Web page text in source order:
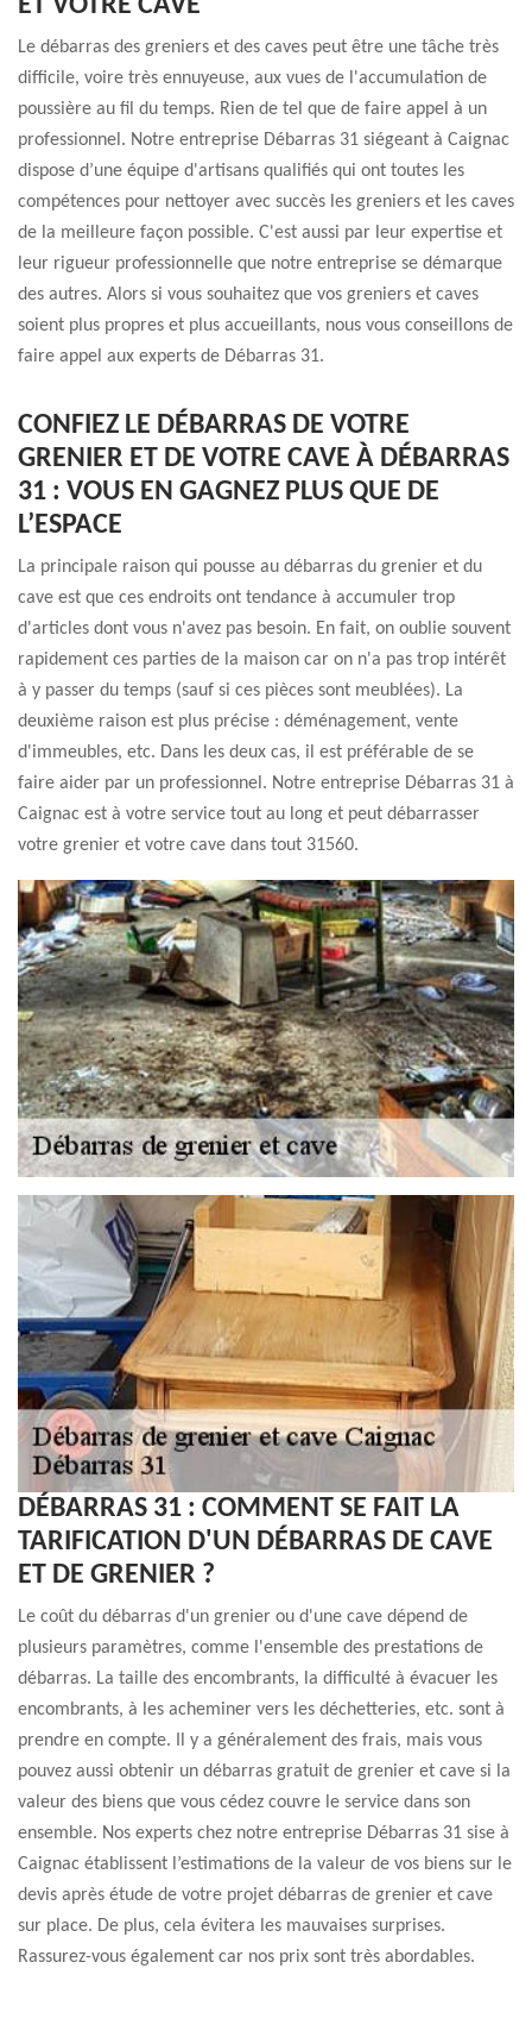
ET VOTRE CAVE
Le débarras des greniers et des caves peut être une tâche très
difficile, voire très ennuyeuse, aux vues de l'accumulation de
poussière au fil du temps. Rien de tel que de faire appel à un
professionnel. Notre entreprise Débarras 31 siégeant à Caignac
dispose d’une équipe d'artisans qualifiés qui ont toutes les
compétences pour nettoyer avec succès les greniers et les caves
de la meilleure façon possible. C'est aussi par leur expertise et
leur rigueur professionnelle que notre entreprise se démarque
des autres. Alors si vous souhaitez que vos greniers et caves
soient plus propres et plus accueillants, nous vous conseillons de
faire appel aux experts de Débarras 31.
CONFIEZ LE DÉBARRAS DE VOTRE
GRENIER ET DE VOTRE CAVE À DÉBARRAS
31 : VOUS EN GAGNEZ PLUS QUE DE
L’ESPACE
La principale raison qui pousse au débarras du grenier et du
cave est que ces endroits ont tendance à accumuler trop
d'articles dont vous n'avez pas besoin. En fait, on oublie souvent
rapidement ces parties de la maison car on n'a pas trop intérêt
à y passer du temps (sauf si ces pièces sont meublées). La
deuxième raison est plus précise : déménagement, vente
d'immeubles, etc. Dans les deux cas, il est préférable de se
faire aider par un professionnel. Notre entreprise Débarras 31 à
Caignac est à votre service tout au long et peut débarrasser
votre grenier et votre cave dans tout 31560.
DÉBARRAS 31 : COMMENT SE FAIT LA
TARIFICATION D'UN DÉBARRAS DE CAVE
ET DE GRENIER ?
Le coût du débarras d'un grenier ou d'une cave dépend de
plusieurs paramètres, comme l'ensemble des prestations de
débarras. La taille des encombrants, la difficulté à évacuer les
encombrants, à les acheminer vers les déchetteries, etc. sont à
prendre en compte. Il y a généralement des frais, mais vous
pouvez aussi obtenir un débarras gratuit de grenier et cave si la
valeur des biens que vous cédez couvre le service dans son
ensemble. Nos experts chez notre entreprise Débarras 31 sise à
Caignac établissent l’estimations de la valeur de vos biens sur le
devis après étude de votre projet débarras de grenier et cave
sur place. De plus, cela évitera les mauvaises surprises.
Rassurez-vous également car nos prix sont très abordables.